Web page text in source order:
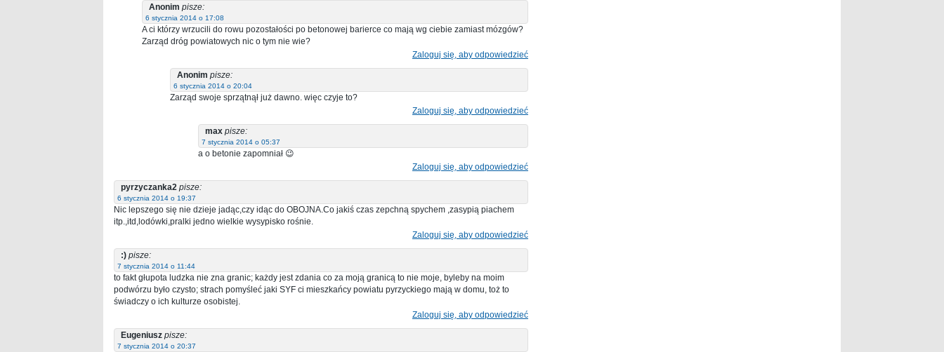
Anonim pisze:
6 stycznia 2014 o 17:08
A ci którzy wrzucili do rowu pozostałości po betonowej barierce co mają wg ciebie zamiast mózgów?
Zarząd dróg powiatowych nic o tym nie wie?
Zaloguj się, aby odpowiedzieć
Anonim pisze:
6 stycznia 2014 o 20:04
Zarząd swoje sprzątnął już dawno. więc czyje to?
Zaloguj się, aby odpowiedzieć
max pisze:
7 stycznia 2014 o 05:37
a o betonie zapomniał 😉
Zaloguj się, aby odpowiedzieć
pyrzyczanka2 pisze:
6 stycznia 2014 o 19:37
Nic lepszego się nie dzieje jadąc,czy idąc do OBOJNA.Co jakiś czas zepchną spychem ,zasypią piachem
itp.,itd,lodówki,pralki jedno wielkie wysypisko rośnie.
Zaloguj się, aby odpowiedzieć
:) pisze:
7 stycznia 2014 o 11:44
to fakt głupota ludzka nie zna granic; każdy jest zdania co za moją granicą to nie moje, byleby na moim
podwórzu było czysto; strach pomyśleć jaki SYF ci mieszkańcy powiatu pyrzyckiego mają w domu, toż to
świadczy o ich kulturze osobistej.
Zaloguj się, aby odpowiedzieć
Eugeniusz pisze:
7 stycznia 2014 o 20:37